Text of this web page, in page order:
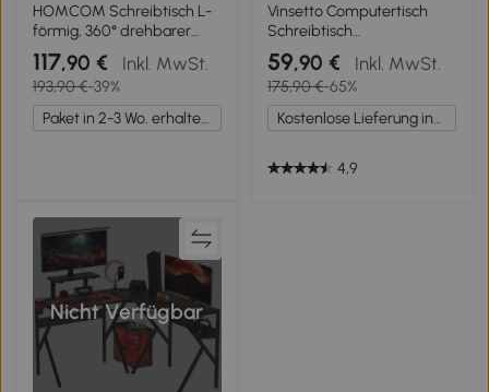
HOMCOM Schreibtisch L-
förmig, 360° drehbarer
Eckschreibtisch mit 2
Lagerschränken, 2 offenen
Regalen, Computertisch für
kleine Räume,
Arbeitszimmer,
117,90 € Inkl. MwSt.
193,90 €-39%
Paket in 2-3 Wo. erhalten.
Vinsetto Computertisch
Schreibtisch
Eckschreibtisch
höhenverstellbar Metall
Schwarz 168 x 120 x 75 cm
59,90 € Inkl. MwSt.
175,90 €-65%
Kostenlose Lieferung innerhalb Deutschlands
4,9
Nicht Verfügbar